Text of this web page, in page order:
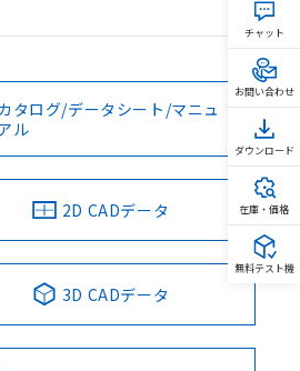
タログ/データシート/マニュ
ル
2D CADデータ
3D CADデータ
チャット
お問い合わせ
ダウンロード
在庫・価格
無料テスト機